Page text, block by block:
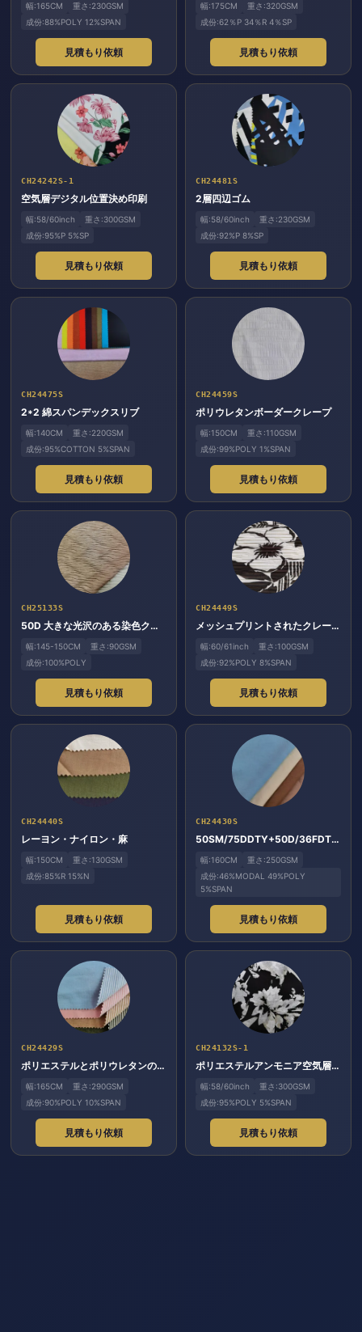
幅:165CM
重さ:230GSM
成份:88%POLY 12%SPAN
見積もり依頼
幅:175CM
重さ:320GSM
成份:62％P 34％R 4％SP
見積もり依頼
CH24242S-1
空気層デジタル位置決め印刷
幅:58/60inch
重さ:300GSM
成份:95%P 5%SP
見積もり依頼
CH24481S
2層四辺ゴム
幅:58/60inch
重さ:230GSM
成份:92%P 8%SP
見積もり依頼
CH24475S
2*2 綿スパンデックスリブ
幅:140CM
重さ:220GSM
成份:95%COTTON 5%SPAN
見積もり依頼
CH24459S
ポリウレタンボーダークレープ
幅:150CM
重さ:110GSM
成份:99%POLY 1%SPAN
見積もり依頼
CH25133S
50D 大きな光沢のある染色クレープ
幅:145-150CM
重さ:90GSM
成份:100%POLY
見積もり依頼
CH24449S
メッシュプリントされたクレープのパネル 2 枚
幅:60/61inch
重さ:100GSM
成份:92%POLY 8%SPAN
見積もり依頼
CH24440S
レーヨン・ナイロン・麻
幅:150CM
重さ:130GSM
成份:85%R 15%N
見積もり依頼
CH24430S
50SM/75DDTY+50D/36FDTY+20dSP
幅:160CM
重さ:250GSM
成份:46%MODAL 49%POLY
5%SPAN
見積もり依頼
CH24429S
ポリエステルとポリウレタンの両面生地
幅:165CM
重さ:290GSM
成份:90%POLY 10%SPAN
見積もり依頼
CH24132S-1
ポリエステルアンモニア空気層3Dカラー印刷
幅:58/60inch
重さ:300GSM
成份:95%POLY 5%SPAN
見積もり依頼